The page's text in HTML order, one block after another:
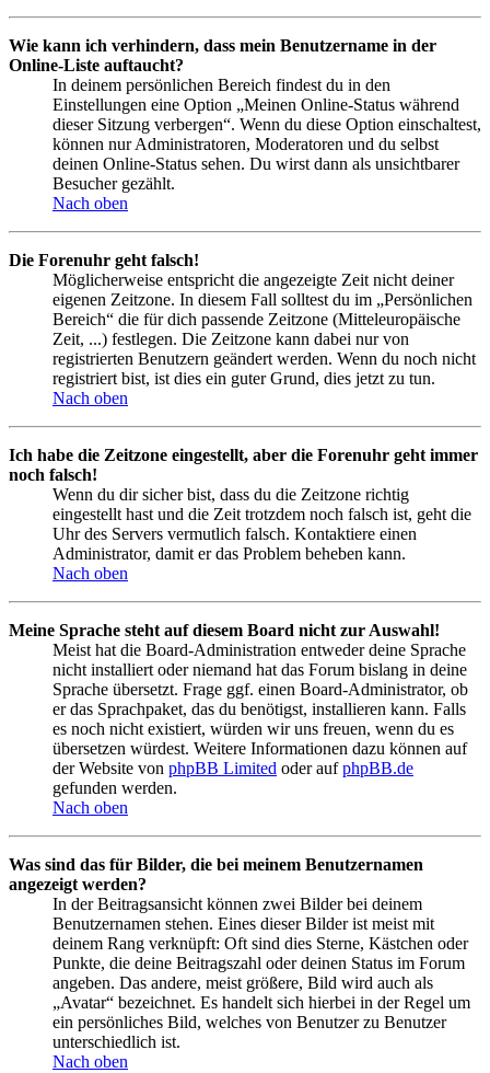
Wie kann ich verhindern, dass mein Benutzername in der
Online-Liste auftaucht?
In deinem persönlichen Bereich findest du in den
Einstellungen eine Option „Meinen Online-Status während
dieser Sitzung verbergen“. Wenn du diese Option einschaltest,
können nur Administratoren, Moderatoren und du selbst
deinen Online-Status sehen. Du wirst dann als unsichtbarer
Besucher gezählt.
Nach oben
Die Forenuhr geht falsch!
Möglicherweise entspricht die angezeigte Zeit nicht deiner
eigenen Zeitzone. In diesem Fall solltest du im „Persönlichen
Bereich“ die für dich passende Zeitzone (Mitteleuropäische
Zeit, ...) festlegen. Die Zeitzone kann dabei nur von
registrierten Benutzern geändert werden. Wenn du noch nicht
registriert bist, ist dies ein guter Grund, dies jetzt zu tun.
Nach oben
Ich habe die Zeitzone eingestellt, aber die Forenuhr geht immer
noch falsch!
Wenn du dir sicher bist, dass du die Zeitzone richtig
eingestellt hast und die Zeit trotzdem noch falsch ist, geht die
Uhr des Servers vermutlich falsch. Kontaktiere einen
Administrator, damit er das Problem beheben kann.
Nach oben
Meine Sprache steht auf diesem Board nicht zur Auswahl!
Meist hat die Board-Administration entweder deine Sprache
nicht installiert oder niemand hat das Forum bislang in deine
Sprache übersetzt. Frage ggf. einen Board-Administrator, ob
er das Sprachpaket, das du benötigst, installieren kann. Falls
es noch nicht existiert, würden wir uns freuen, wenn du es
übersetzen würdest. Weitere Informationen dazu können auf
der Website von phpBB Limited oder aufphpBB.de
gefunden werden.
Nach oben
Was sind das für Bilder, die bei meinem Benutzernamen
angezeigt werden?
In der Beitragsansicht können zwei Bilder bei deinem
Benutzernamen stehen. Eines dieser Bilder ist meist mit
deinem Rang verknüpft: Oft sind dies Sterne, Kästchen oder
Punkte, die deine Beitragszahl oder deinen Status im Forum
angeben. Das andere, meist größere, Bild wird auch als
„Avatar“ bezeichnet. Es handelt sich hierbei in der Regel um
ein persönliches Bild, welches von Benutzer zu Benutzer
unterschiedlich ist.
Nach oben